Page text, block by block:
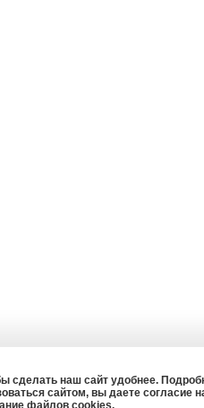
сделать наш сайт удобнее.
сайтом, вы даете согласие
файлов cookies.